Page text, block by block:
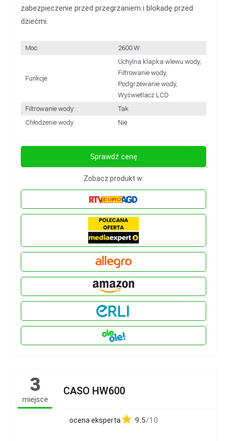
zabezpieczenie przed przegrzaniem i blokadę przed
dziećmi.
Moc: 2600 W
Funkcje:
Uchylna klapka wlewu wody,
Filtrowanie wody,
Podgrzewanie wody,
Wyświetlacz LCD
Filtrowanie wody:
Tak
Chłodzenie wody:
Nie
Sprawdź cenę
Zobacz produkt w:
3
miejsce
CASO HW600
ocena eksperta 9.5/10